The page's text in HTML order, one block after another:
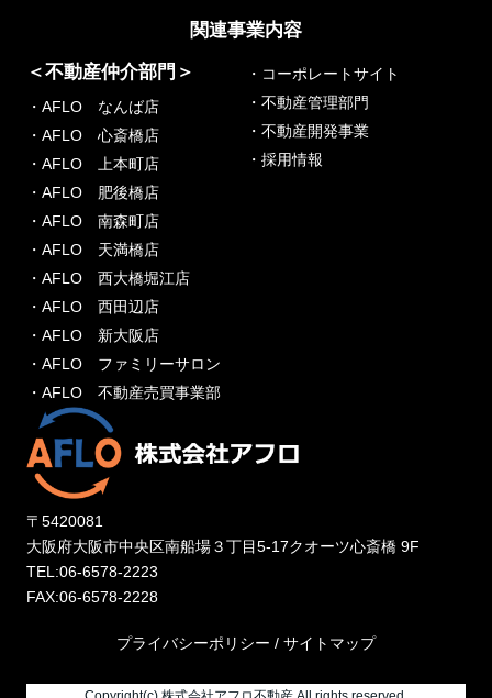
関連事業内容
＜不動産仲介部門＞
・AFLO なんば店
・AFLO 心斎橋店
・AFLO 上本町店
・AFLO 肥後橋店
・AFLO 南森町店
・AFLO 天満橋店
・AFLO 西大橋堀江店
・AFLO 西田辺店
・AFLO 新大阪店
・AFLO ファミリーサロン
・AFLO 不動産売買事業部
・コーポレートサイト
・不動産管理部門
・不動産開発事業
・採用情報
〒5420081
大阪府大阪市中央区南船場３丁目5-17クオーツ心斎橋 9F
TEL:06-6578-2223
FAX:06-6578-2228
プライバシーポリシー / サイトマップ